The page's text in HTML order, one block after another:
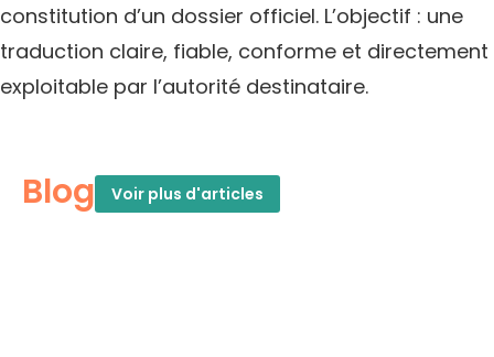
constitution d’un dossier officiel. L’objectif : une
traduction claire, fiable, conforme et directement
exploitable par l’autorité destinataire.
Blog Voir plus d'articles